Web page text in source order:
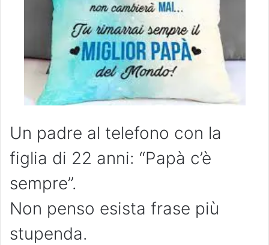
Un padre al telefono con la
figlia di 22 anni: “Papà c’è
sempre”.
Non penso esista frase più
stupenda.